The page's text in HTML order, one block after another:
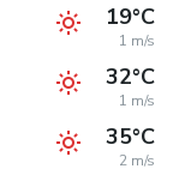
19°C
1 m/s
32°C
1 m/s
35°C
2 m/s